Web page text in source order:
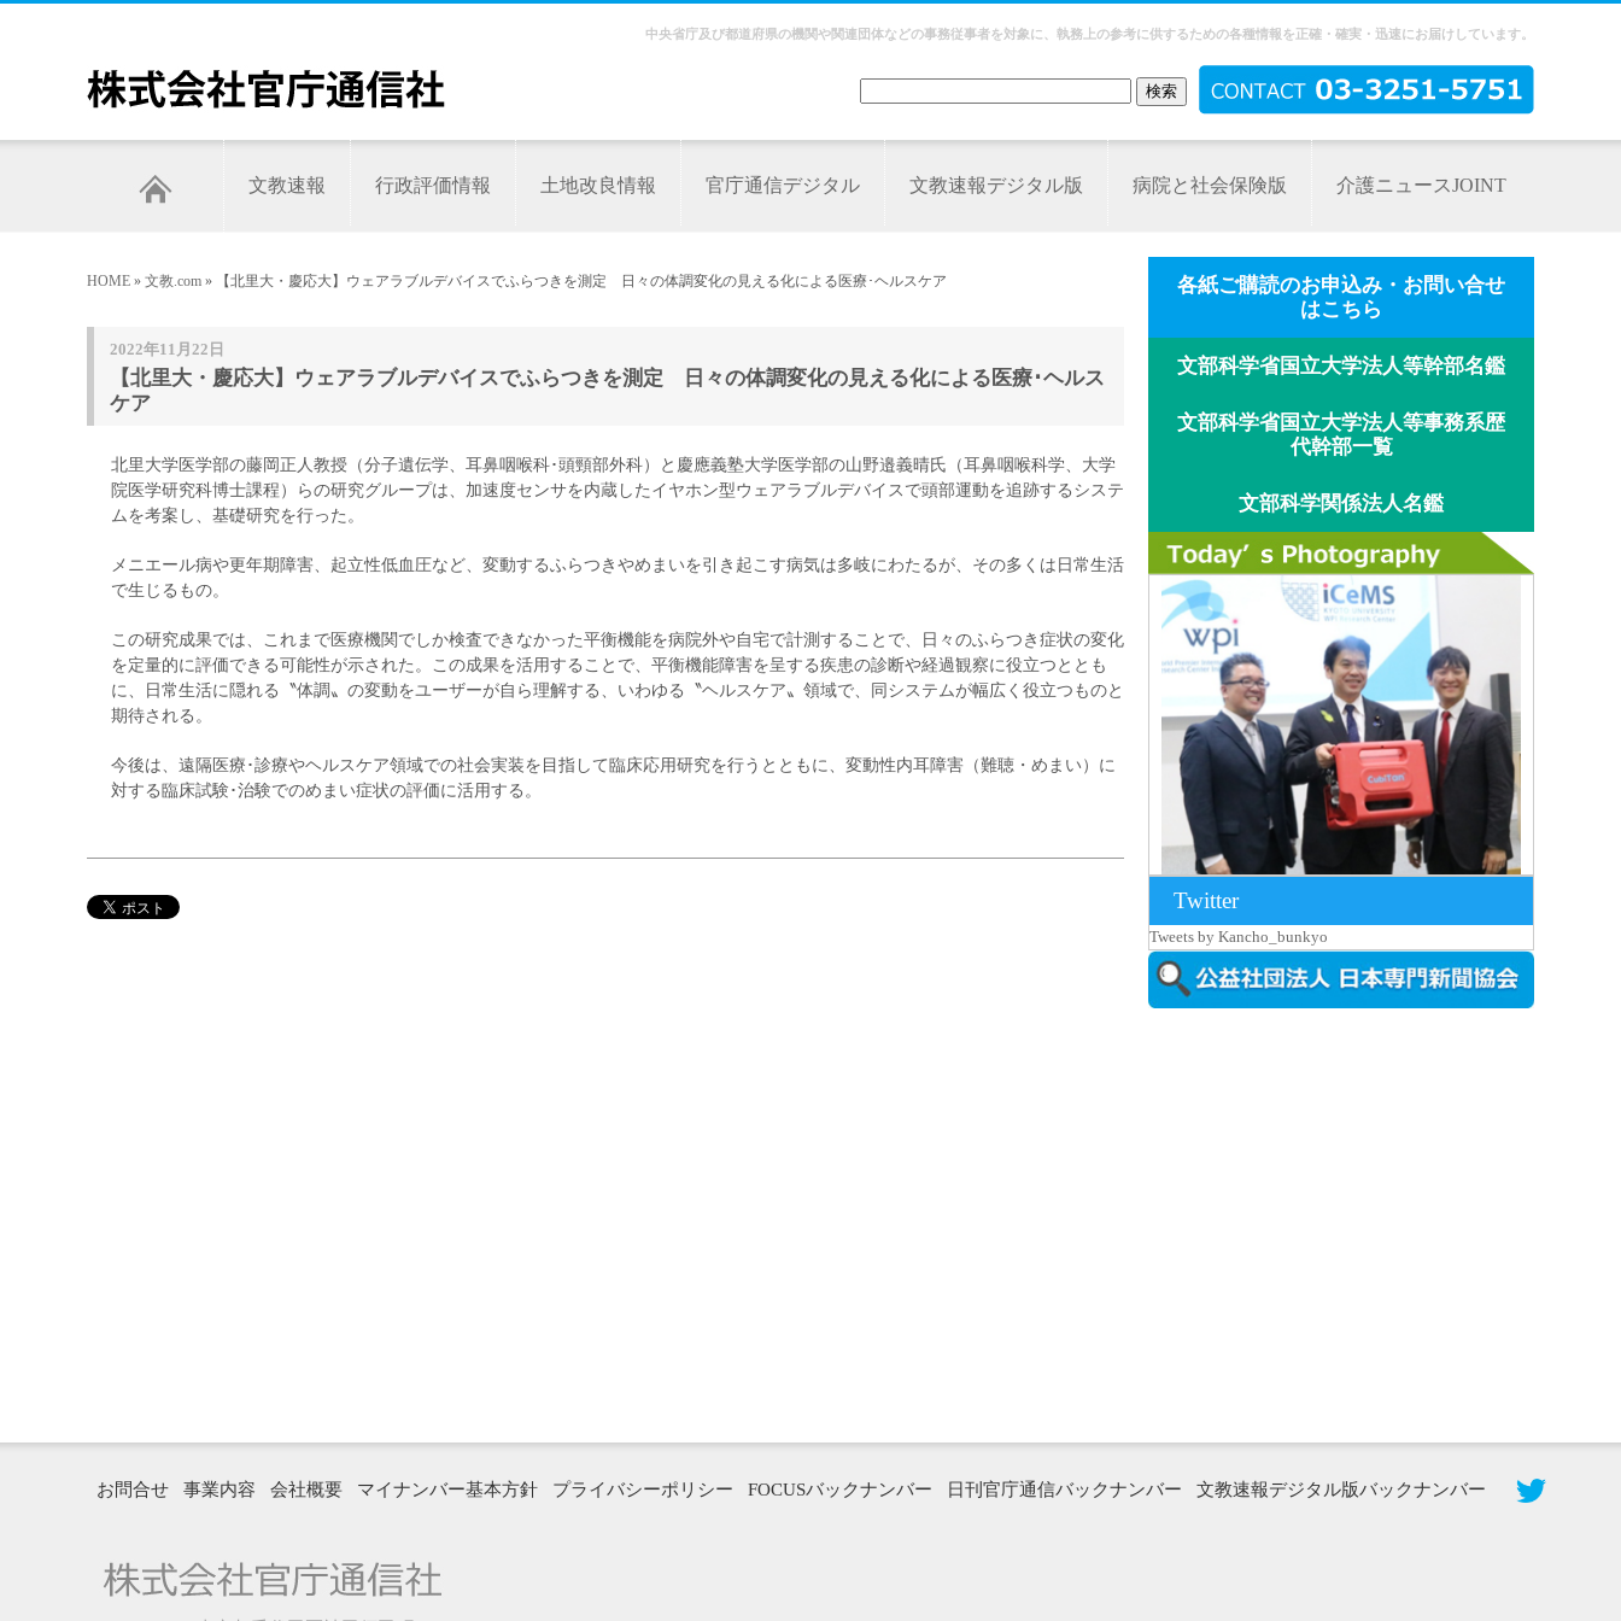
中央省庁及び都道府県の機関や関連団体などの事務従事者を対象に、執務上の参考に供するための各種情報を正確・確実・迅速にお届けしています。
文教速報 行政評価情報 土地改良情報 官庁通信デジタル 文教速報デジタル版 病院と社会保険版 介護ニュースJOINT
HOME » 文教.com » 【北里大・慶応大】ウェアラブルデバイスでふらつきを測定 日々の体調変化の見える化による医療･ヘルスケア
2022年11月22日
【北里大・慶応大】ウェアラブルデバイスでふらつきを測定 日々の体調変化の見える化による医療･ヘルス
ケア
北里大学医学部の藤岡正人教授（分子遺伝学、耳鼻咽喉科･頭頸部外科）と慶應義塾大学医学部の山野邉義晴氏（耳鼻咽喉科学、大学
院医学研究科博士課程）らの研究グループは、加速度センサを内蔵したイヤホン型ウェアラブルデバイスで頭部運動を追跡するシステ
ムを考案し、基礎研究を行った。
メニエール病や更年期障害、起立性低血圧など、変動するふらつきやめまいを引き起こす病気は多岐にわたるが、その多くは日常生活
で生じるもの。
この研究成果では、これまで医療機関でしか検査できなかった平衡機能を病院外や自宅で計測することで、日々のふらつき症状の変化
を定量的に評価できる可能性が示された。この成果を活用することで、平衡機能障害を呈する疾患の診断や経過観察に役立つととも
に、日常生活に隠れる〝体調〟の変動をユーザーが自ら理解する、いわゆる〝ヘルスケア〟領域で、同システムが幅広く役立つものと
期待される。
今後は、遠隔医療･診療やヘルスケア領域での社会実装を目指して臨床応用研究を行うとともに、変動性内耳障害（難聴・めまい）に
対する臨床試験･治験でのめまい症状の評価に活用する。
各紙ご購読のお申込み・お問い合せ
はこちら
文部科学省国立大学法人等幹部名鑑
文部科学省国立大学法人等事務系歴
代幹部一覧
文部科学関係法人名鑑
京都大iCeMS等を視察した松本文部科学
大...
Twitter
Tweets by Kancho_bunkyo
お問合せ 事業内容 会社概要 マイナンバー基本方針 プライバシーポリシー FOCUSバックナンバー 日刊官庁通信バックナンバー 文教速報デジタル版バックナンバー